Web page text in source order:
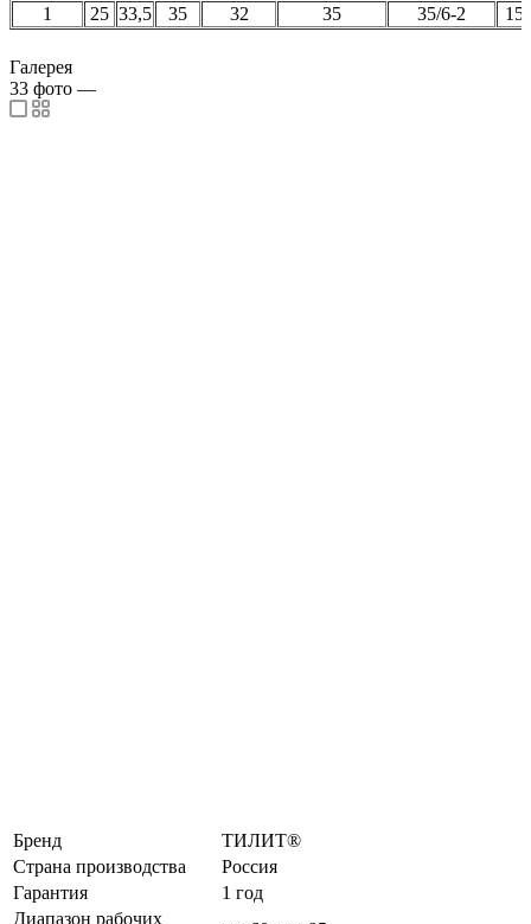
1 25 33,5 35 32 35 35/6-2
Галерея
33 фото —
Бренд
ТИЛИТ®
Страна производства
Россия
Гарантия
1 год
Диапазон рабочих